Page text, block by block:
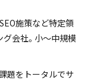
施策など特定領
会社。小〜中規模
題をトータルでサ